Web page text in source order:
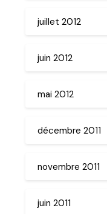
juillet 2012
juin 2012
mai 2012
décembre 2011
novembre 2011
juin 2011